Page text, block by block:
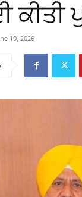
ਕੀਤੀ
19, 2026